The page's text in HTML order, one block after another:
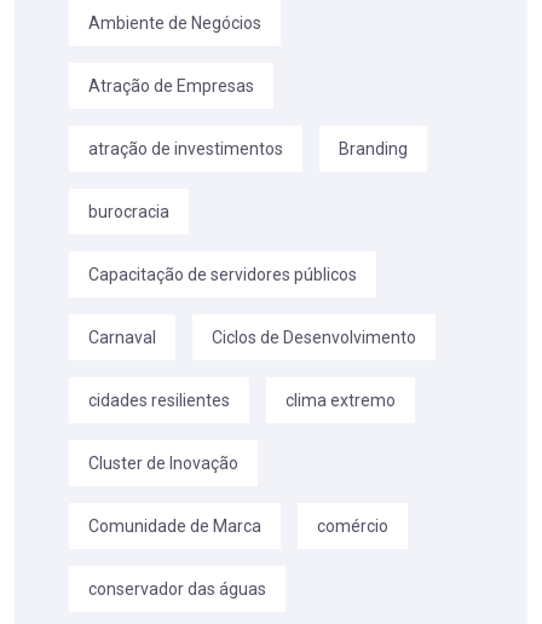
Ambiente de Negócios
Atração de Empresas
atração de investimentos Branding
burocracia
Capacitação de servidores públicos
Carnaval Ciclos de Desenvolvimento
cidades resilientes clima extremo
Cluster de Inovação
Comunidade de Marca comércio
conservador das águas